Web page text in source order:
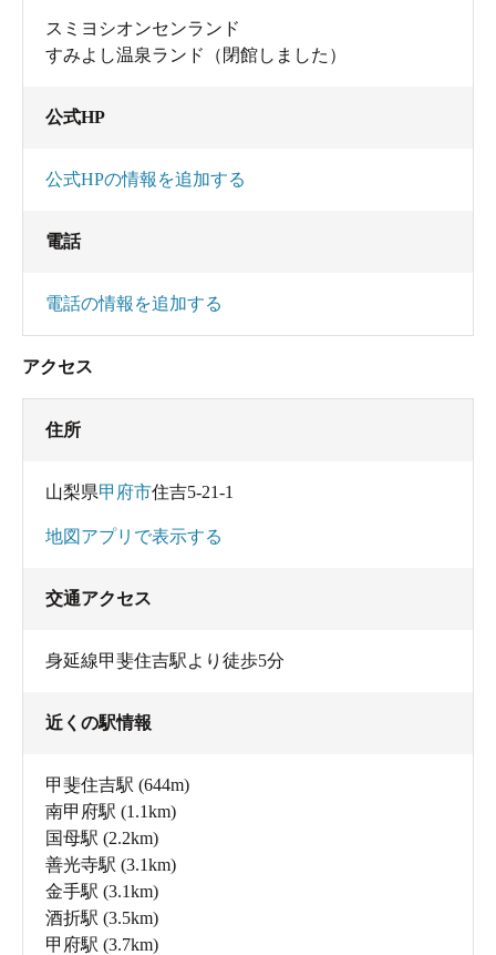
スミヨシオンセンランド
すみよし温泉ランド（閉館しました）
公式HP
公式HPの情報を追加する
電話
電話の情報を追加する
アクセス
住所
山梨県甲府市住吉5-21-1
地図アプリで表示する
交通アクセス
身延線甲斐住吉駅より徒歩5分
近くの駅情報
甲斐住吉駅 (644m)
南甲府駅 (1.1km)
国母駅 (2.2km)
善光寺駅 (3.1km)
金手駅 (3.1km)
酒折駅 (3.5km)
甲府駅 (3.7km)